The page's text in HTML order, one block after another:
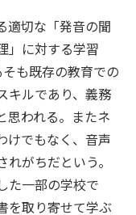
適切な「発音の聞
」に対する学習
も既存の教育での
キルであり、義務
思われる。またネ
けでもなく、音声
がちだという。
た一部の学校で
を取り寄せて学ぶ